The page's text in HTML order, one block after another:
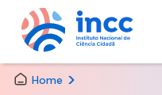
Skip
Home